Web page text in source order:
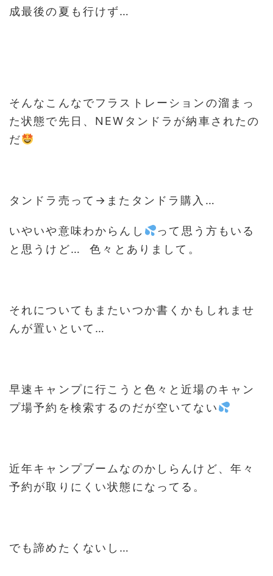
成最後の夏も行けず…
そんなこんなでフラストレーションの溜まっ
た状態で先日、NEWタンドラが納車されたの
だ
タンドラ売って→またタンドラ購入…
いやいや意味わからんし
って思う方もいる
と思うけど… 色々とありまして。
それについてもまたいつか書くかもしれませ
んが置いといて…
早速キャンプに行こうと色々と近場のキャン
プ場予約を検索するのだが空いてない
近年キャンプブームなのかしらんけど、年々
予約が取りにくい状態になってる。
でも諦めたくないし…